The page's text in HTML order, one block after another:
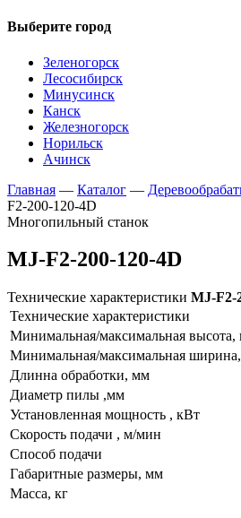
Выберите город
Зеленогорск
Лесосибирск
Минусинск
Канск
Железногорск
Норильск
Ачинск
Главная — Каталог —
F2-200-120-4D
Многопильный станок
MJ-F2-200-120-4D
Технические характеристики MJ-F2-
Технические характеристики
Минимальная/максимальная
Минимальная/максимальная
Длинна обработки, мм
Диаметр пилы ,мм
Установленная мощность , кВт
Скорость подачи , м/мин
Способ подачи
Габаритные размеры, мм
Масса, кг